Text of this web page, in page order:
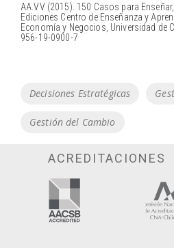
AA.VV (2015). 150 Casos para
Ediciones Centro de Enseñanza y
Economía y Negocios, Universidad de
956-19-0900-7
Tags
Decisiones Estratégicas
Gestión del Cambio
ACREDITACIONES